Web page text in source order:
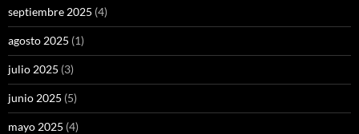
septiembre 2025 (4)
agosto 2025 (1)
julio 2025 (3)
junio 2025 (5)
mayo 2025 (4)